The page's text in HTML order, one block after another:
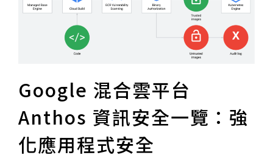
Google 混合雲平台
Anthos 資訊安全一覽：強
化應用程式安全